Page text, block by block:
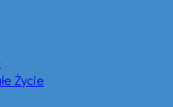
Życie